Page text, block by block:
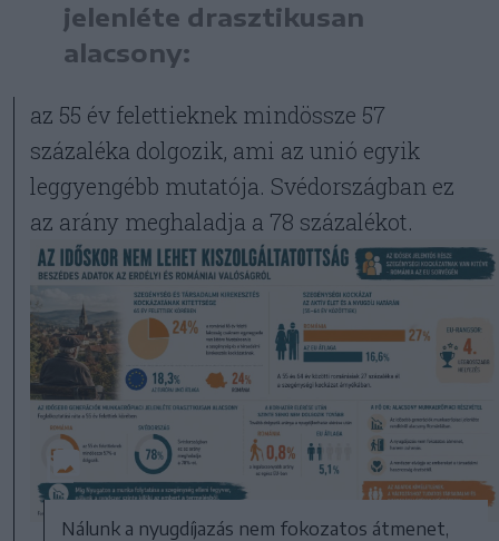
jelenléte drasztikusan
alacsony:
az 55 év felettieknek mindössze 57
százaléka dolgozik, ami az unió egyik
leggyengébb mutatója. Svédországban ez
az arány meghaladja a 78 százalékot.
Nálunk a nyugdíjazás nem fokozatos átmenet,